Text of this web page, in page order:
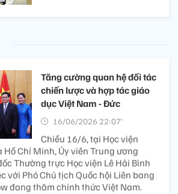
Tăng cường quan hệ đối tác
chiến lược và hợp tác giáo
dục Việt Nam - Đức
16/06/2026 22:07’
Chiều 16/6, tại Học viện
Chí Minh, Ủy viên Trung ương
Thường trực Học viện Lê Hải Bình
với Phó Chủ tịch Quốc hội Liên bang
đang thăm chính thức Việt Nam.